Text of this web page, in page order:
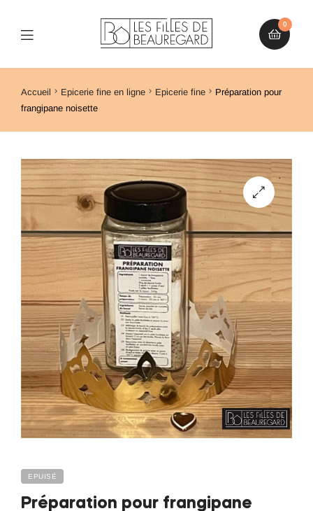
0
Accueil Epicerie fine en ligne Epicerie fine
Préparation pour
frangipane noisette
EPUISÉ
Préparation pour frangipane